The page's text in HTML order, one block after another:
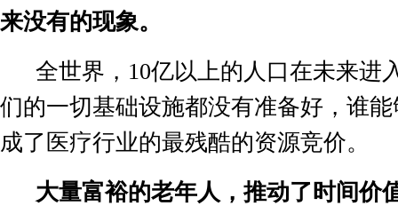
来没有的现象。
全世界， 10亿以上的人口在未来进
们的一切基础设施都没有准备好，谁
成了医疗行业的最残酷的资源竞价。
大量富裕的老年人，推动了时间价